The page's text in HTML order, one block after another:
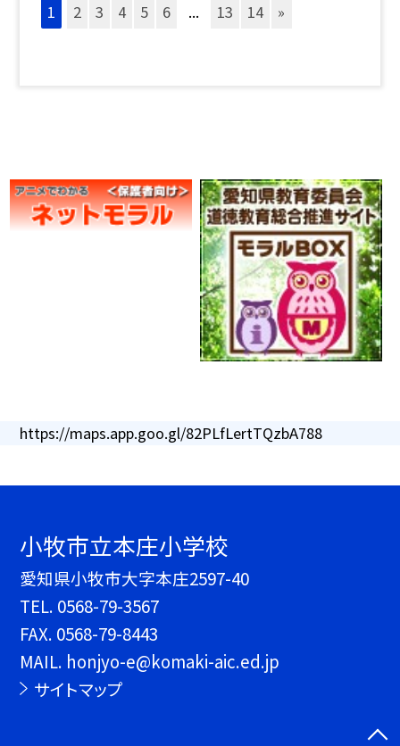
1 2 3 4 5 6 ... 13 14 »
https://maps.app.goo.gl/82PLfLertTQzbA788
小牧市立本庄小学校
愛知県小牧市大字本庄2597-40
TEL. 0568-79-3567
FAX. 0568-79-8443
MAIL. honjyo-e@komaki-aic.ed.jp
サイトマップ